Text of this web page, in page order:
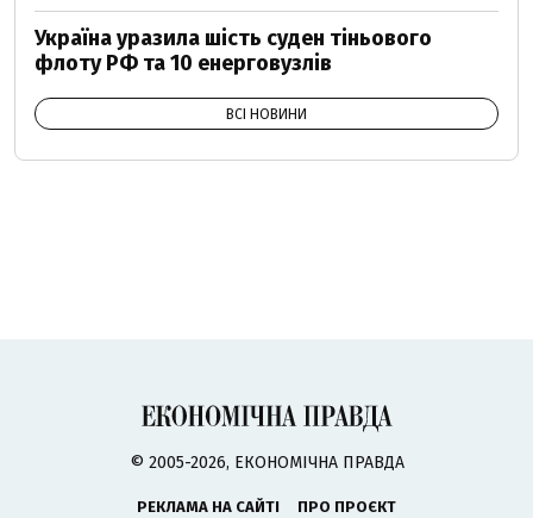
Україна уразила шість суден тіньового
флоту РФ та 10 енерговузлів
ВСІ НОВИНИ
© 2005-2026, ЕКОНОМІЧНА ПРАВДА
РЕКЛАМА НА САЙТІ
ПРО ПРОЄКТ